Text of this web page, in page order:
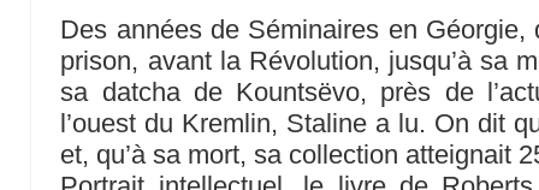
Des années de Séminaires en
prison, avant la Révolution, jusqu’à sa
sa datcha de Kountsëvo, près de
l’ouest du Kremlin, Staline a lu. On dit
et, qu’à sa mort, sa collection atteignait